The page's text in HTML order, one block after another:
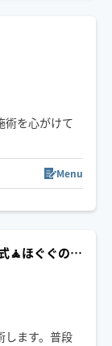
術を心がけて
ロンでの経験
。
ますが、みな
Menu
🧘ほぐぐのひ
ます。普段